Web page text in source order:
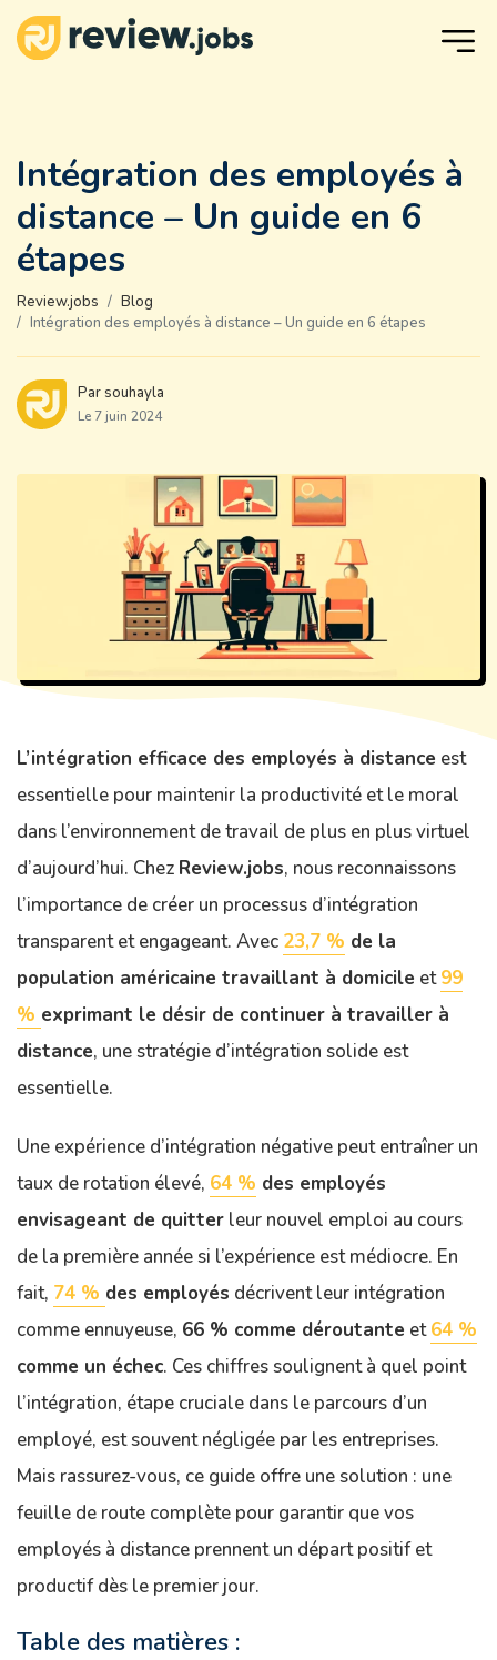
Intégration des employés à
distance – Un guide en 6
étapes
Review.jobs
Blog
Intégration des employés à distance – Un guide en 6 étapes
Par souhayla
Le 7 juin 2024
L’intégration efficace des employés à distance est
essentielle pour maintenir la productivité et le moral
dans l’environnement de travail de plus en plus virtuel
d’aujourd’hui. Chez Review.jobs, nous reconnaissons
l’importance de créer un processus d’intégration
transparent et engageant. Avec 23,7 % de la
population américaine travaillant à domicile et99
% exprimant le désir de continuer à travailler à
distance, une stratégie d’intégration solide est
essentielle.
Une expérience d’intégration négative peut entraîner un
taux de rotation élevé, 64 % des employés
envisageant de quitter leur nouvel emploi au cours
de la première année si l’expérience est médiocre. En
fait, 74 % des employés décrivent leur intégration
comme ennuyeuse, 66 % comme déroutante et64 %
comme un échec. Ces chiffres soulignent à quel point
l’intégration, étape cruciale dans le parcours d’un
employé, est souvent négligée par les entreprises.
Mais rassurez-vous, ce guide offre une solution : une
feuille de route complète pour garantir que vos
employés à distance prennent un départ positif et
productif dès le premier jour.
Table des matières :